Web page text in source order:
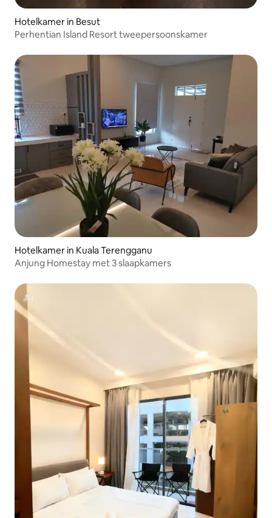
Hotelkamer in Besut
Perhentian Island Resort tweepersoonskamer
Hotelkamer in Kuala Terengganu
Anjung Homestay met 3 slaapkamers